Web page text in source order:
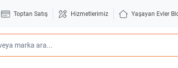
Toptan Satış Hizmetlerimiz Yaşayan Evler